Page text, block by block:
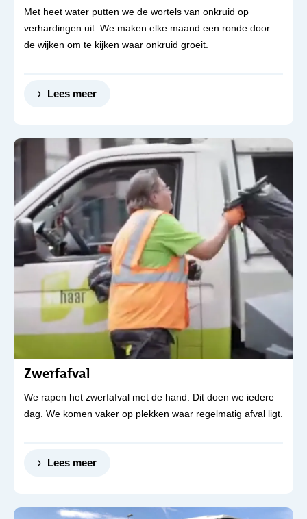
Met heet water putten we de wortels van onkruid op
verhardingen uit. We maken elke maand een ronde door
de wijken om te kijken waar onkruid groeit.
Lees meer
Zwerfafval
We rapen het zwerfafval met de hand. Dit doen we iedere
dag. We komen vaker op plekken waar regelmatig afval ligt.
Lees meer